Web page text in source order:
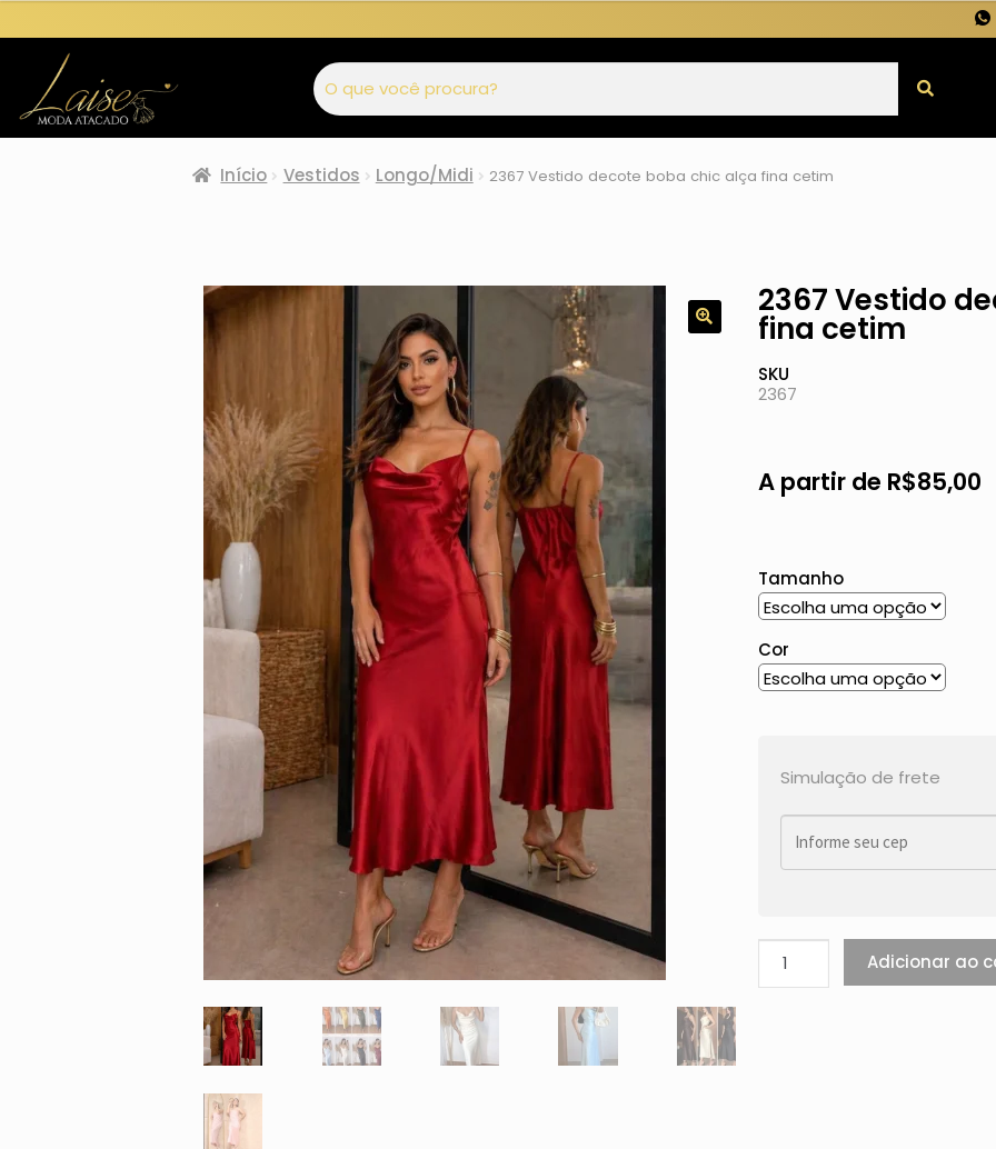
Início Vestidos Longo/Midi 2367 Vestido decote boba chic alça fina cetim
2367 Vestido
fina cetim
SKU
2367
A partir de R$85,00
Tamanho
Cor
Simulação de frete
Adicionar ao